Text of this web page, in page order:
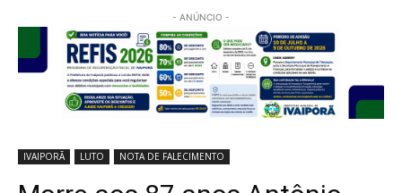
- ANÚNCIO -
IVAIPORÃ LUTO NOTA DE FALECIMENTO